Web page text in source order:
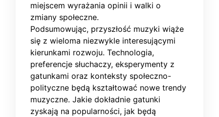
miejscem wyrażania opinii i walki o
zmiany społeczne.
Podsumowując, przyszłość muzyki wiąże
się z wieloma niezwykle interesującymi
kierunkami rozwoju. Technologia,
preferencje słuchaczy, eksperymenty z
gatunkami oraz konteksty społeczno-
polityczne będą kształtować nowe trendy
muzyczne. Jakie dokładnie gatunki
zyskają na popularności, jak będą